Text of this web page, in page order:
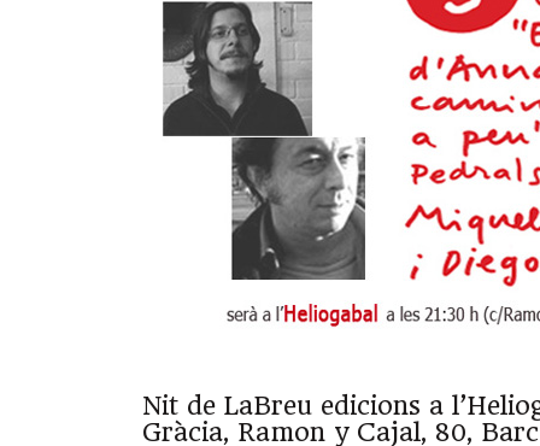
Nit de LaBreu edicions a
Gràcia, Ramon y Cajal, 80,